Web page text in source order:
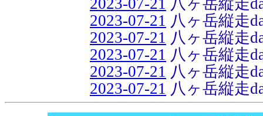
2023-07-21 八ヶ岳縦走
2023-07-21 八ヶ岳縦走
2023-07-21 八ヶ岳縦走
2023-07-21 八ヶ岳縦走
2023-07-21 八ヶ岳縦走